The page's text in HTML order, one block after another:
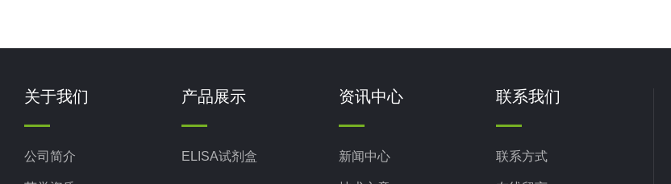
关于我们
公司简介
产品展示
ELISA试剂盒
资讯中心
新闻中心
联系我们
联系方式